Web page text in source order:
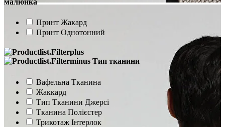
Принт Жакард
Принт Однотонний
Тип тканини
Вафельна Тканина
Жаккард
Тип Тканини Джерсі
Тканина Полієстер
Трикотаж Інтерлок